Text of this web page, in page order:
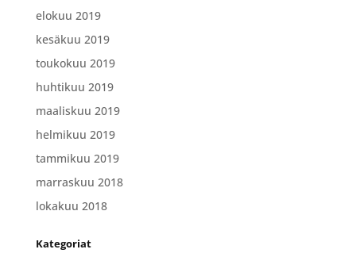
elokuu 2019
kesäkuu 2019
toukokuu 2019
huhtikuu 2019
maaliskuu 2019
helmikuu 2019
tammikuu 2019
marraskuu 2018
lokakuu 2018
Kategoriat